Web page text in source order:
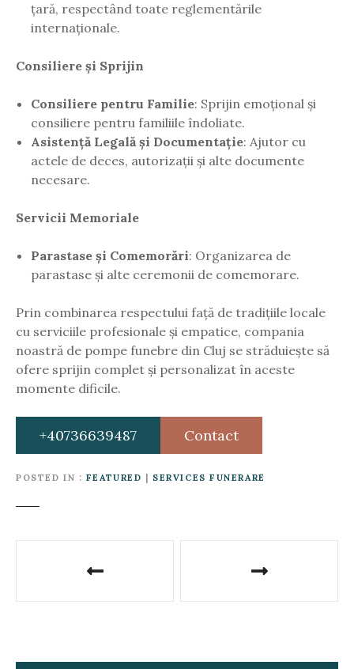
țară, respectând toate reglementările
internaționale.
Consiliere și Sprijin
Consiliere pentru Familie: Sprijin emoțional și
consiliere pentru familiile îndoliate.
Asistență Legală și Documentație: Ajutor cu
actele de deces, autorizații și alte documente
necesare.
Servicii Memoriale
Parastase și Comemorări: Organizarea de
parastase și alte ceremonii de comemorare.
Prin combinarea respectului față de tradițiile locale
cu serviciile profesionale și empatice, compania
noastră de pompe funebre din Cluj se străduiește să
ofere sprijin complet și personalizat în aceste
momente dificile.
+40736639487 Contact
POSTED IN FEATURED SERVICES FUNERARE